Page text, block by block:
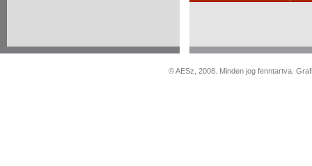
© AESz, 2008. Minden jog fenntartva.